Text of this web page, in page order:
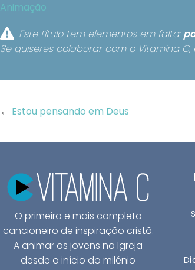
Animação
Este título tem elementos em falta:
Se quiseres colaborar com o Vitamina
← Estou pensando em Deus
O primeiro e mais completo
cancioneiro de inspiração cristã.
A animar os jovens na Igreja
desde o início do milénio